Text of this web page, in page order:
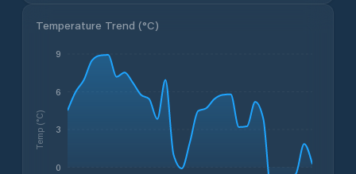
Temperature Trend (°C)
0
3
6
9
Temp (°C)